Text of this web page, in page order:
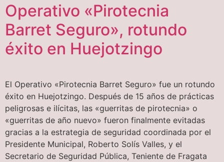
Operativo «Pirotecnia
Barret Seguro», rotundo
éxito en Huejotzingo
El Operativo «Pirotecnia Barret Seguro» fue un rotundo
éxito en Huejotzingo. Después de 15 años de prácticas
peligrosas e ilícitas, las «guerritas de pirotecnia» o
«guerritas de año nuevo» fueron finalmente evitadas
gracias a la estrategia de seguridad coordinada por el
Presidente Municipal, Roberto Solís Valles, y el
Secretario de Seguridad Pública, Teniente de Fragata